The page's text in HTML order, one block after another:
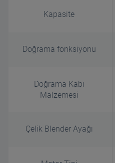
Kapasite
Doğrama fonksiyonu
Doğrama Kabı
Malzemesi
Çelik Blender Ayağı